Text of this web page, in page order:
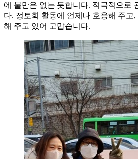
에 불만은 없는 듯합니다. 적극적으로
다. 정토회 활동에 언제나 호응해 주고
해 주고 있어 고맙습니다.